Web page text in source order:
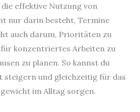
die effektive Nutzung von
nur darin besteht, Termine
auch darum, Prioritäten zu
konzentriertes Arbeiten zu
zu planen. So kannst du
steigern und gleichzeitig für das
im Alltag sorgen.